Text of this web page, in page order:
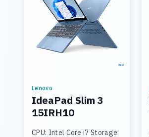
Lenovo
IdeaPad Slim 3
15IRH10
CPU: Intel Core i7 Storage: